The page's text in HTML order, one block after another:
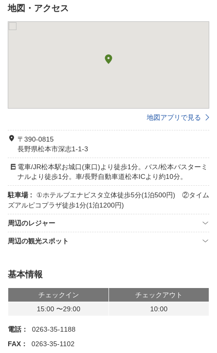
地図・アクセス
地図アプリで見る
〒390-0815
長野県松本市深志1-1-3
電車/JR松本駅お城口(東口)より徒歩1分。バス/松本バスターミ
ナルより徒歩1分。車/長野自動車道松本ICより約10分。
駐車場 :
①ホテルブエナビスタ立体徒歩5分(1泊500円) ②タイム
ズアルピコプラザ徒歩1分(1泊1200円)
周辺のレジャー
周辺の観光スポット
基本情報
チェックイン
チェックアウト
15:00 〜29:00
10:00
電話：
0263-35-1188
FAX：
0263-35-1102